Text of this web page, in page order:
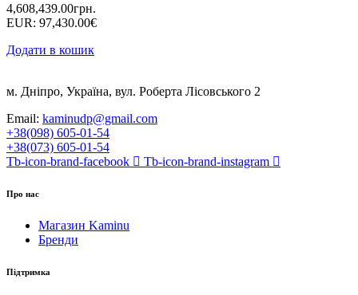
4,608,439.00грн.
EUR: 97,430.00€
Додати в кошик
м. Дніпро, Україна, вул. Роберта Лісовського 2
Email: kaminudp@gmail.com
+38(098) 605-01-54
+38(073) 605-01-54
Tb-icon-brand-facebook
Tb-icon-brand-instagram
Про нас
Магазин Kaminu
Бренди
Підтримка